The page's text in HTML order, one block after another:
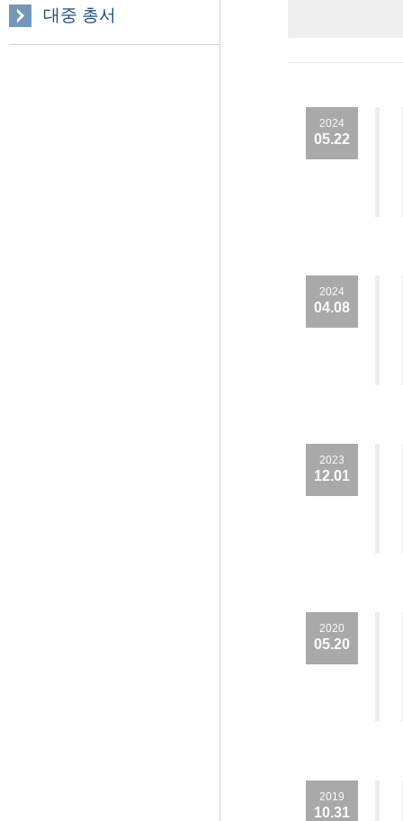
대중 총서
2024
05.22
2024
04.08
2023
12.01
2020
05.20
2019
10.31